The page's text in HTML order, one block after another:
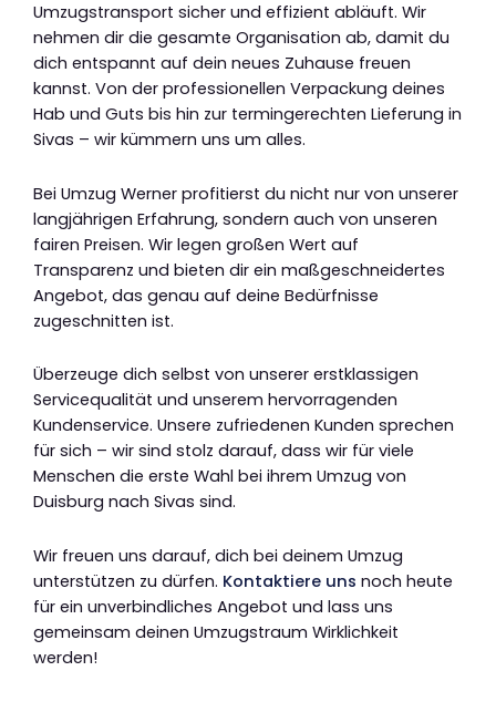
Umzugstransport sicher und effizient abläuft. Wir
nehmen dir die gesamte Organisation ab, damit du
dich entspannt auf dein neues Zuhause freuen
kannst. Von der professionellen Verpackung deines
Hab und Guts bis hin zur termingerechten Lieferung in
Sivas – wir kümmern uns um alles.
Bei Umzug Werner profitierst du nicht nur von unserer
langjährigen Erfahrung, sondern auch von unseren
fairen Preisen. Wir legen großen Wert auf
Transparenz und bieten dir ein maßgeschneidertes
Angebot, das genau auf deine Bedürfnisse
zugeschnitten ist.
Überzeuge dich selbst von unserer erstklassigen
Servicequalität und unserem hervorragenden
Kundenservice. Unsere zufriedenen Kunden sprechen
für sich – wir sind stolz darauf, dass wir für viele
Menschen die erste Wahl bei ihrem Umzug von
Duisburg nach Sivas sind.
Wir freuen uns darauf, dich bei deinem Umzug
unterstützen zu dürfen. Kontaktiere uns noch heute
für ein unverbindliches Angebot und lass uns
gemeinsam deinen Umzugstraum Wirklichkeit
werden!